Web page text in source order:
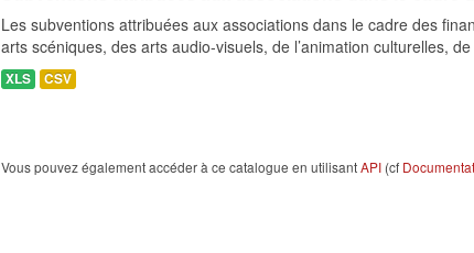
Les subventions attribuées aux associations dans le cadre des
arts scéniques, des arts audio-visuels, de l’animation culturelles,
XLS CSV
Vous pouvez également accéder à ce catalogue en utilisantAPI (cf